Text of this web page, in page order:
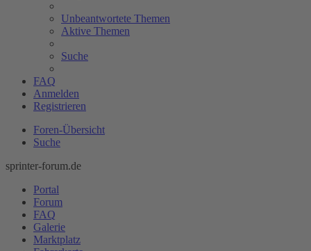
Unbeantwortete Themen
Aktive Themen
Suche
FAQ
Anmelden
Registrieren
Foren-Übersicht
Suche
sprinter-forum.de
Portal
Forum
FAQ
Galerie
Marktplatz